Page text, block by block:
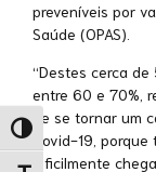
Alternar alto
preveníveis por
Saúde (OPAS).
“Destes cerca de
entre 60 e 70%,
de se tornar um
Covid-19,
dificilmente